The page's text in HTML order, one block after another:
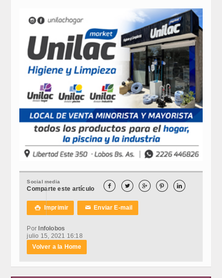
Social media
Comparte este artículo     
 Imprimir ✉Enviar E-mail
PorInfolobos
julio 15, 2021 16:18
Volver a la Home